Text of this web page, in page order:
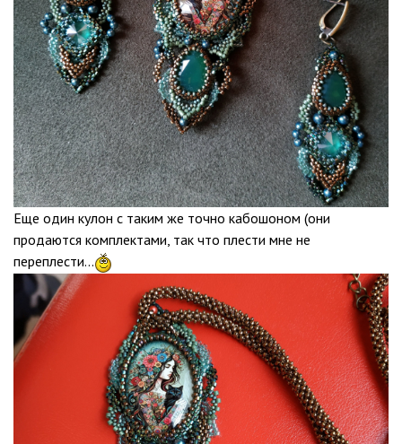
Еще один кулон с таким же точно кабошоном (они
продаются комплектами, так что плести мне не
переплести...